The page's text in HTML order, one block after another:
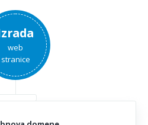
web
stranice